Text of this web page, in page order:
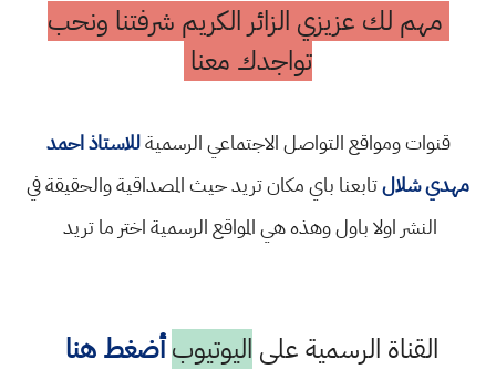
مهم لك عزيزي الزائر الكريم شرفتنا ونحب
تواجدك معنا
قنوات ومواقع التواصل الاجتماعي الرسميةللاستاذ احمد
مهدي شلالتابعنا باي مكان تريد حيث المصداقية والحقيقة في
النشر اولا باول وهذه هي المواقع الرسمية اختر ما تريد
القناة الرسمية على اليوتيوب أضغط هنا